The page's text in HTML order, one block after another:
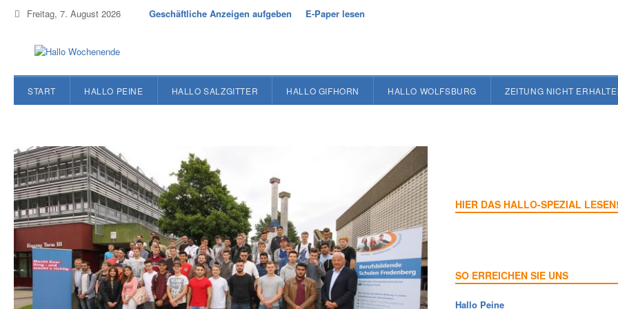
Freitag, 7. August 2026 Geschäftliche Anzeigen aufgeben E-Paper lesen
START HALLO PEINE HALLO SALZGITTER HALLO GIFHORN HALLO WOLFSBURG ZEITUNG NICHT
HIER DAS HALLO-SPEZIAL LESEN!
SO ERREICHEN SIE UNS
Hallo Peine